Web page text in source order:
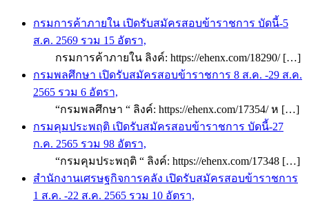
กรมการค้าภายใน เปิดรับสมัครสอบข้าราชการ บัดนี้-5
ส.ค. 2569 รวม 15 อัตรา,
กรมการค้าภายใน ลิงค์: https://ehenx.com/18290/ […]
กรมพลศึกษา เปิดรับสมัครสอบข้าราชการ 8 ส.ค. -29 ส.ค.
2565 รวม 6 อัตรา,
“กรมพลศึกษา “ ลิงค์: https://ehenx.com/17354/ ห […]
กรมคุมประพฤติ เปิดรับสมัครสอบข้าราชการ บัดนี้-27
ก.ค. 2565 รวม 98 อัตรา,
“กรมคุมประพฤติ “ ลิงค์: https://ehenx.com/17348 […]
สำนักงานเศรษฐกิจการคลัง เปิดรับสมัครสอบข้าราชการ
1 ส.ค. -22 ส.ค. 2565 รวม 10 อัตรา,